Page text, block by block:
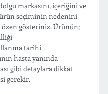
markasını, içeriğini ve
seçiminin nedenini
gösteriniz. Ürünün;
tarihi
hasta yanında
gibi detaylara dikkat
gerekir.